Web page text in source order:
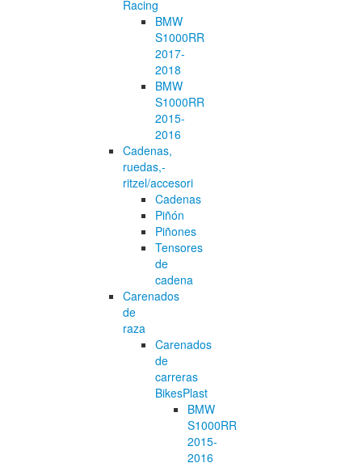
Racing
BMW
S1000RR
2017-
2018
BMW
S1000RR
2015-
2016
Cadenas,
ruedas,-
ritzel/accesori
Cadenas
Piñón
Piñones
Tensores
de
cadena
Carenados
de
raza
Carenados
de
carreras
BikesPlast
BMW
S1000RR
2015-
2016